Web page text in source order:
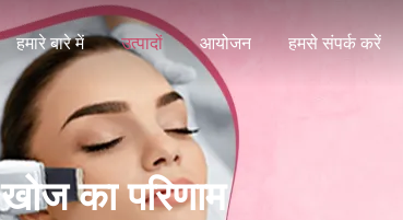
हमारे बारे में उत्पादों आयोजन हमसे संपर्क करें
खोज का परिणाम